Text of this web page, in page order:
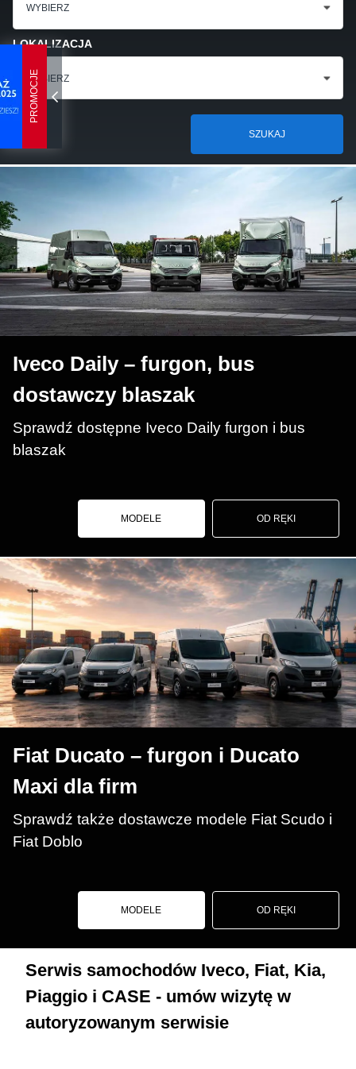
PROMOCJE
WYBIERZ
LOKALIZACJA
WYBIERZ
SZUKAJ
Iveco Daily – furgon, bus
dostawczy blaszak
Sprawdź dostępne Iveco Daily furgon i bus
blaszak
MODELE OD RĘKI
Fiat Ducato – furgon i Ducato
Maxi dla firm
Sprawdź także dostawcze modele Fiat Scudo i
Fiat Doblo
MODELE OD RĘKI
Serwis samochodów Iveco, Fiat, Kia,
Piaggio i CASE - umów wizytę w
autoryzowanym serwisie